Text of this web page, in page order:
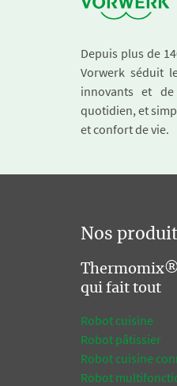
Depuis plus de
Vorwerk séduit
innovants et
quotidien, et
et confort de vie.
Nos
qui fait tout
Robot cuisine
Robot pâtissier
Robot cuisine
Robot